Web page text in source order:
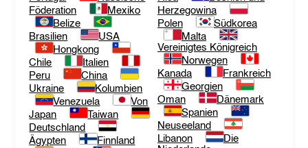
Föderation
Mexiko
Belize
Brasilien
USA
Hongkong
Chile
Italien
Peru
China
Ukraine
Kolumbien
Venezuela
Von
Japan
Taiwan
Deutschland
Ägypten
Finnland
Herzegowina
Polen
Südkorea
Malta
Vereinigtes Königreich
Norwegen
Kanada
Frankreich
Georgien
Oman
Dänemark
Spanien
Neuseeland
Libanon
Die